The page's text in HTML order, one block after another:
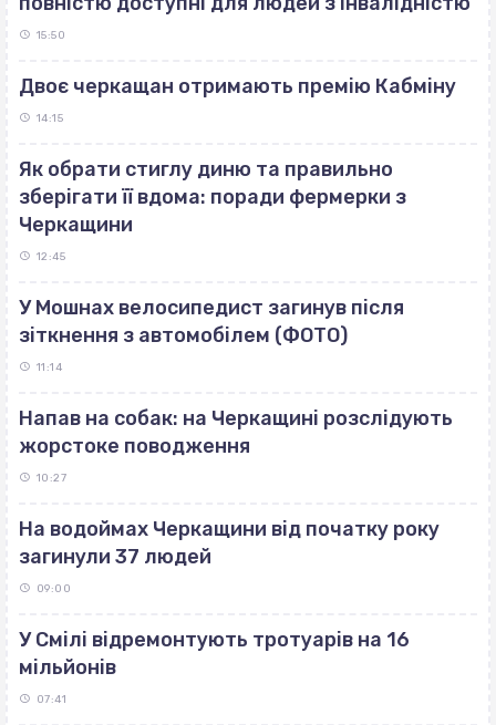
15:50
Двоє черкащан отримають премію Кабміну
14:15
Як обрати стиглу диню та правильно
зберігати її вдома: поради фермерки з
Черкащини
12:45
У Мошнах велосипедист загинув після
зіткнення з автомобілем (ФОТО)
11:14
Напав на собак: на Черкащині розслідують
жорстоке поводження
10:27
На водоймах Черкащини від початку року
загинули 37 людей
09:00
У Смілі відремонтують тротуарів на 16
мільйонів
07:41